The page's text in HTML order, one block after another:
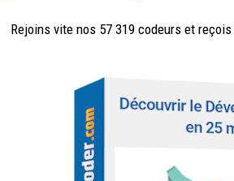
Rejoins vite nos 57 319 codeurs et reçois